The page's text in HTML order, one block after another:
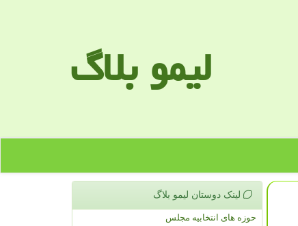
لیمو بلاگ
لینک دوستان لیمو بلاگ
حوزه های انتخابیه مجلس